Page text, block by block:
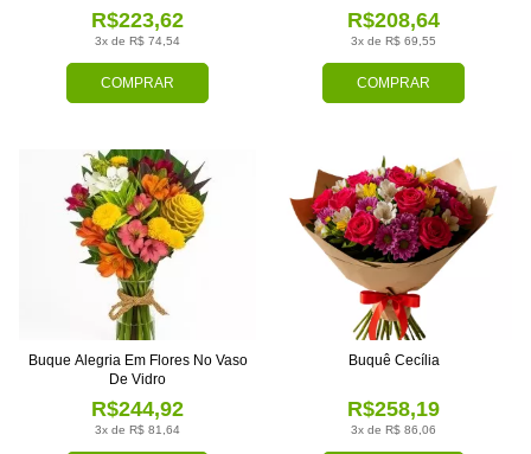
COMPRAR
3x de R$ 74,54
R$223,62
COMPRAR
3x de R$ 69,55
R$208,64
3x de R$ 81,64
R$244,92
Buque Alegria Em Flores No Vaso
De Vidro
3x de R$ 86,06
R$258,19
Buquê Cecília